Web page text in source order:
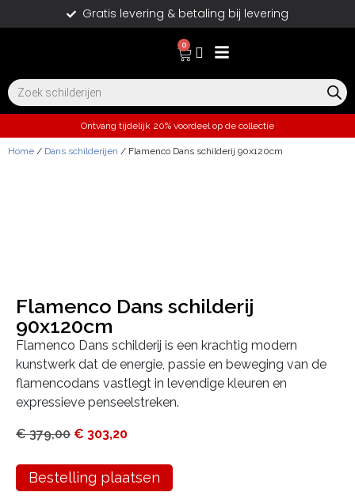
Gratis levering & betaling bij levering
0
Ontvang tijdelijk 20% voordeel op de collectie
Home / Dans schilderijen / Flamenco Dans schilderij 90x120cm
Flamenco Dans schilderij
90x120cm
Flamenco Dans schilderij is een krachtig modern
kunstwerk dat de energie, passie en beweging van de
flamencodans vastlegt in levendige kleuren en
expressieve penseelstreken.
€379,00 € 303,20
Bestelling plaatsen